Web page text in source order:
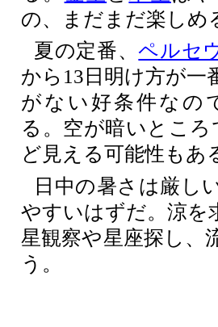
の、まだまだ楽しめ
夏の定番、ペルセ
から13日明け方が一
がない好条件なの
る。空が暗いとこ
ど見える可能性もあ
日中の暑さは厳し
やすいはずだ。涼を
星観察や星座探し、
う。